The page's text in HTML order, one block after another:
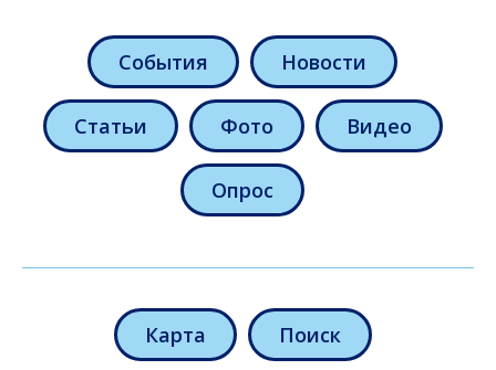
События Новости
Статьи Фото Видео
Опрос
Карта Поиск